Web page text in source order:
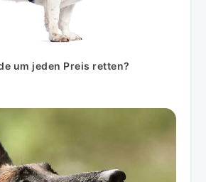
um jeden Preis retten?